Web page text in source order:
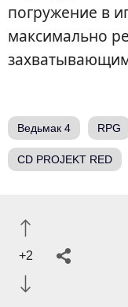
погружение в
максимально
Ведьмак 4 RPG
CD PROJEKT RED
+2